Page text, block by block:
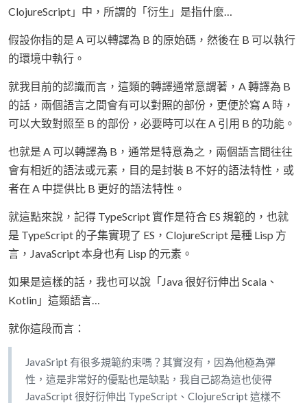
ClojureScript」中，所謂的「衍生」是指什麼…
假設你指的是 A 可以轉譯為 B 的原始碼，然後在 B 可以執行
的環境中執行。
就我目前的認識而言，這類的轉譯通常意謂著，A 轉譯為 B
的話，兩個語言之間會有可以對照的部份，更便於寫 A 時，
可以大致對照至 B 的部份，必要時可以在 A 引用 B 的功能。
也就是 A 可以轉譯為 B，通常是特意為之，兩個語言間往往
會有相近的語法或元素，目的是封裝 B 不好的語法特性，或
者在 A 中提供比 B 更好的語法特性。
就這點來說，記得 TypeScript 實作是符合 ES 規範的，也就
是 TypeScript 的子集實現了 ES，ClojureScript 是種 Lisp 方
言，JavaScript 本身也有 Lisp 的元素。
如果是這樣的話，我也可以說「Java 很好衍伸出 Scala、
Kotlin」這類語言…
就你這段而言：
JavaSript 有很多規範約束嗎？其實沒有，因為他極為彈
性，這是非常好的優點也是缺點，我自己認為這也使得
JavaScript 很好衍伸出 TypeScript、ClojureScript 這樣不